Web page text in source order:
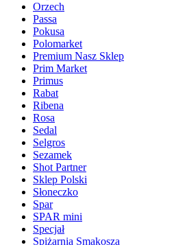
Orzech
Passa
Pokusa
Polomarket
Premium Nasz Sklep
Prim Market
Primus
Rabat
Ribena
Rosa
Sedal
Selgros
Sezamek
Shot Partner
Sklep Polski
Słoneczko
Spar
SPAR mini
Specjał
Spiżarnia Smakosza